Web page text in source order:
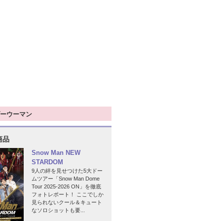
ウーマン
品
Snow Man NEW
STARDOM
9人の絆を見せつけた5大ドー
ムツアー「Snow Man Dome
Tour 2025-2026 ON」を徹底
フォトレポート！ ここでしか
見られないクール＆キュート
なソロショットも要...